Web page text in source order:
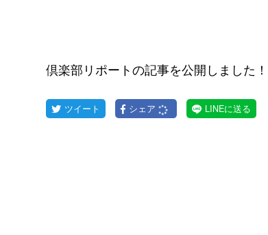
倶楽部リポートの記事を公開しました！
ツイート シェア LINEに送る